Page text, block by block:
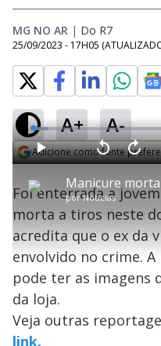
MG NO AR | Do R7
25/09/2023 - 17H05
A+ A-
Adicione como fonte
porNotícias
P V
t
a
r
e
g
n
d
s
A
n
ç
a
r
1
s
e
u
n
o
s
L
o
a
d
e
.
4
4
%
Foi enterrada a
morta a tiros neste
acredita que o ex da
envolvido no crime.
pode ter as imagens
da loja.
Veja outras
link.